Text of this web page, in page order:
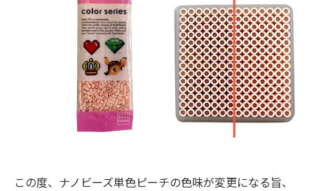
会社情報 JP / EN
この度、ナノビーズ単色ピーチの色味が変更になる旨、